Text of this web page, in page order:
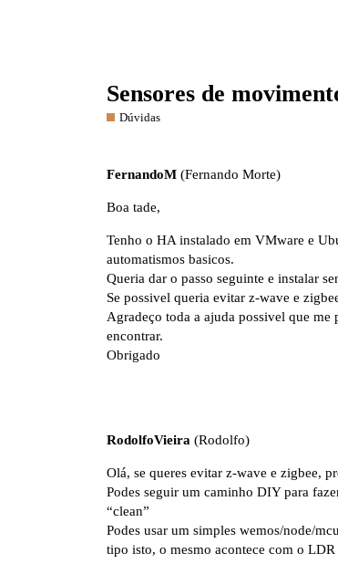
Sensores de
Dúvidas
FernandoM (Fernando Morte)
Boa tade,
Tenho o HA instalado em VMware e
automatismos basicos.
Queria dar o passo seguinte e instalar
Se possivel queria evitar z-wave e
Agradeço toda a ajuda possivel que
encontrar.
Obrigado
RodolfoVieira (Rodolfo)
Olá, se queres evitar z-wave e zigbee,
Podes seguir um caminho DIY para
“clean”
Podes usar um simples wemos/node/
tipo isto, o mesmo acontece com o